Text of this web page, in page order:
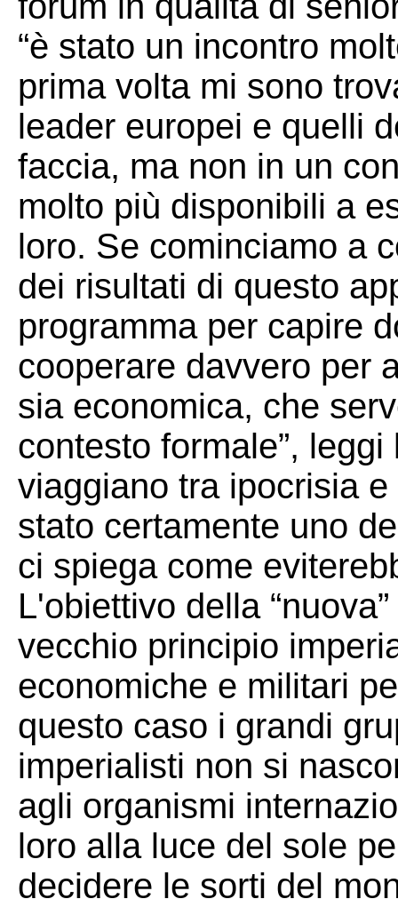
“è stato un incontro
prima volta mi sono
leader europei e quelli
faccia, ma non in un
molto più disponibili a
loro. Se cominciamo a
dei risultati di questo
programma per capire
cooperare davvero per
sia economica, che
contesto formale”,
viaggiano tra ipocrisia
stato certamente uno
ci spiega come
L'obiettivo della
vecchio principio
economiche e militari
questo caso i grandi
imperialisti non si
agli organismi
loro alla luce del sole
decidere le sorti del